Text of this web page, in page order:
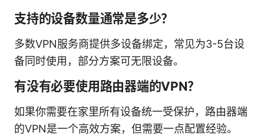
支持的设备数量通常是多少？
多数VPN服务商提供多设备绑定，常见为3-5台设
备同时使用，部分方案可无限设备。
有没有必要使用路由器端的VPN？
如果你需要在家里所有设备统一受保护，路由器端
的VPN是一个高效方案，但需要一点配置经验。